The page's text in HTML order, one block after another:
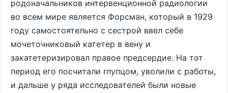
родоначальников интервенционной радиологии
во всем мире является Форсман, который в 1929
году самостоятельно с сестрой ввел себе
мочеточниковый катетер в вену и
закатетеризировал правое предсердие. На тот
период его посчитали глупцом, уволили с работы,
и дальше у ряда исследователей были новые